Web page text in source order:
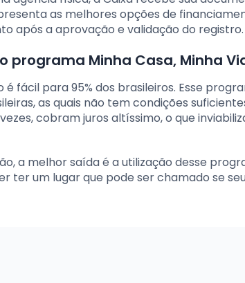
as melhores opções de
após a aprovação e validação do registro.
programa Minha Casa, Minha
é fácil para 95% dos brasileiros. Esse
as quais não tem condições
cobram juros altíssimo, o que
a melhor saída é a utilização desse
ter um lugar que pode ser chamado se